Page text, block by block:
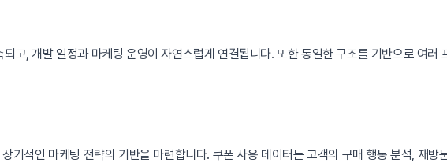
고, 개발 일정과 마케팅 운영이 자연스럽게 연결됩니다. 또한 동일한 구조를 기반으로 여러
기적인 마케팅 전략의 기반을 마련합니다. 쿠폰 사용 데이터는 고객의 구매 행동 분석, 재방